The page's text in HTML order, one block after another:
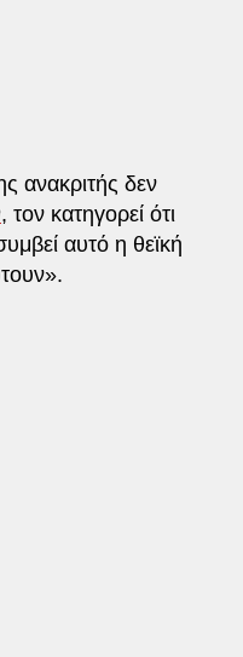
ανακριτής δεν
, τον κατηγορεί ότι
αυτό η θεϊκή